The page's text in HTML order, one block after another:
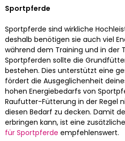
Sportpferde
Sportpferde sind wirkliche
deshalb benötigen sie auch viel
während dem Training und in der
Sportpferden sollte die
bestehen. Dies unterstützt eine
fördert die Ausgeglichenheit
hohen Energiebedarfs von
Raufutter-Fütterung in der Regel
diesen Bedarf zu decken. Damit
erbringen kann, ist eine
für Sportpferde empfehlenswert.